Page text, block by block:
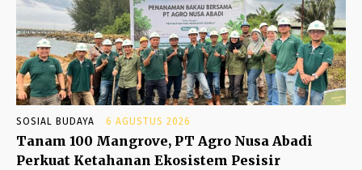
SOSIAL BUDAYA 6 AGUSTUS 2026
Tanam 100 Mangrove, PT Agro Nusa Abadi
Perkuat Ketahanan Ekosistem Pesisir